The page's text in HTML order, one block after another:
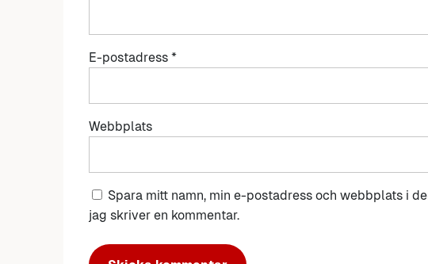
E-postadress *
Webbplats
Spara mitt namn, min e-postadress och webbplats i
jag skriver en kommentar.